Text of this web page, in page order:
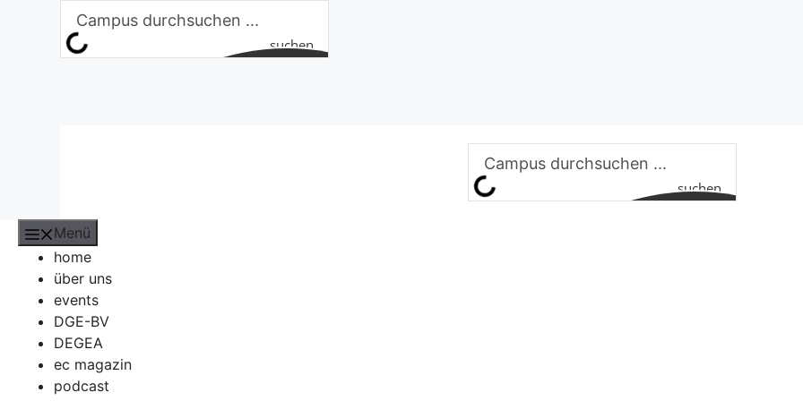
suchen
suchen
Menü
home
über uns
events
DGE-BV
DEGEA
ec magazin
podcast